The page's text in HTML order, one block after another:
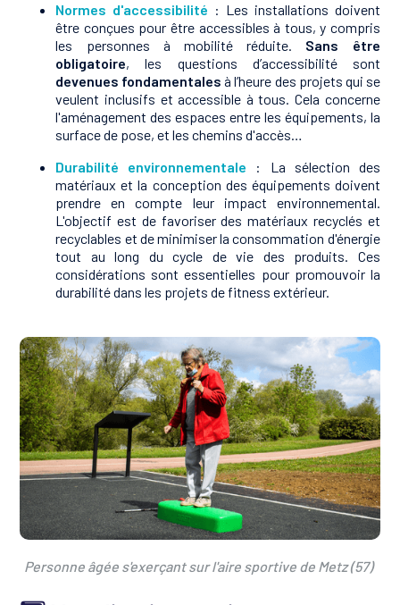
Normes d'accessibilité : Les installations doivent
être conçues pour être accessibles à tous, y compris
les personnes à mobilité réduite. Sans être
obligatoire, les questions d’accessibilité sont
devenues fondamentales à l’heure des projets qui se
veulent inclusifs et accessible à tous. Cela concerne
l'aménagement des espaces entre les équipements, la
surface de pose, et les chemins d'accès…
Durabilité environnementale : La sélection des
matériaux et la conception des équipements doivent
prendre en compte leur impact environnemental.
L'objectif est de favoriser des matériaux recyclés et
recyclables et de minimiser la consommation d'énergie
tout au long du cycle de vie des produits. Ces
considérations sont essentielles pour promouvoir la
durabilité dans les projets de fitness extérieur.
Personne âgée s'exerçant sur l'aire sportive de Metz (57)